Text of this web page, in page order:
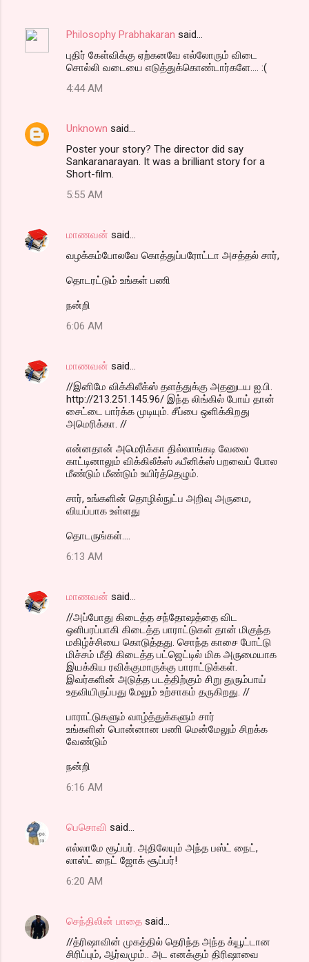
Philosophy Prabhakaran said…
புதிர் கேள்விக்கு ஏற்கனவே எல்லோரும் விடை
சொல்லி வடையை எடுத்துக்கொண்டார்களே.... :(
4:44 AM
Unknown said…
Poster your story? The director did say
Sankaranarayan. It was a brilliant story for a
Short-film.
5:55 AM
மாணவன் said…
வழக்கம்போலவே கொத்துப்பரோட்டா அசத்தல் சார்,
தொடரட்டும் உங்கள் பணி
நன்றி
6:06 AM
மாணவன் said…
//இனிமே விக்கிலீக்ஸ் தளத்துக்கு அதனுடய ஐ.பி.
http://213.251.145.96/ இந்த லிங்கில் போய் தான்
சைட்டை பார்க்க முடியும். சீப்பை ஒளிக்கிறது
அமெரிக்கா. //
என்னதான் அமெரிக்கா தில்லாங்கடி வேலை
காட்டினாலும் விக்கிலீக்ஸ் ஃபீனிக்ஸ் பறவைப் போல
மீண்டும் மீண்டும் உயிர்த்தெழும்.
சார், உங்களின் தொழில்நுட்ப அறிவு அருமை,
வியப்பாக உள்ளது
தொடருங்கள்....
6:13 AM
மாணவன் said…
//அப்போது கிடைத்த சந்தோஷத்தை விட
ஒளிபரப்பாகி கிடைத்த பாராட்டுகள் தான் மிகுந்த
மகிழ்ச்சியை கொடுத்தது. சொந்த காசை போட்டு
மிச்சம் மீதி கிடைத்த பட்ஜெட்டில் மிக அருமையாக
இயக்கிய ரவிக்குமாருக்கு பாராட்டுக்கள்.
இவர்களின் அடுத்த படத்திற்கும் சிறு துரும்பாய்
உதவியிருப்பது மேலும் உற்சாகம் தருகிறது. //
பாராட்டுகளும் வாழ்த்துக்களும் சார்
உங்களின் பொன்னான பணி மென்மேலும் சிறக்க
வேண்டும்
நன்றி
6:16 AM
பெசொவி said…
எல்லாமே சூப்பர். அதிலேயும் அந்த பஸ்ட் நைட்,
லாஸ்ட் நைட் ஜோக் சூப்பர்!
6:20 AM
செந்திலின் பாதை said…
//த்ரிஷாவின் முகத்தில் தெரிந்த அந்த க்யூட்டான
சிரிப்பும், ஆர்வமும்.. அட எனக்கும் திரிஷாவை